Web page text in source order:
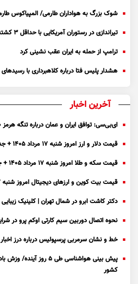
شوک بزرگ به هواداران طارمی/ المپیاکوس
تیراندازی در رستوران آمریکایی با حداقل ۳ کشته + ویدیو
ترامپ از حمله به ایران عقب نشینی کرد
هشدار پلیس فتا درباره کلاهبرداری با
آخرین اخبار
ای‌بی‌سی: توافق ایران و عمان درباره تنگه هرمز ۶۰ روزه است
قیمت دلار و ارز امروز شنبه ۱۷ مرداد ۱۴۰۵ + جدول
قیمت سکه و طلا امروز شنبه ۱۷ مرداد ۱۴۰۵ + جدول
قیمت بیت کوین و ارز‌های دیجیتال امروز شنبه ۱۷ مرداد ۱۴۰۵ + جدول
دکتر کاشت ابرو در شمال تهران | کلینیک
نحوه اتصال دوربین سیم کارتی اوکم پرو در
خط و نشان سرمربی پرسپولیس درباره درز
پیش بینی هواشناسی طی ۵
کشور